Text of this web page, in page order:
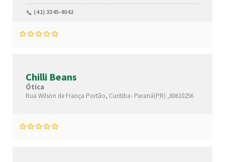
(41) 3345-4042
Chilli Beans
Ótica
Rua Wilson de França Portão, Curitiba- Paraná(PR) ,80610256